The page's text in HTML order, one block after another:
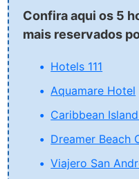
Confira aqui os 5
mais reservados
Hotels 111
Aquamare Hotel
Caribbean
Dreamer Beach
Viajero San